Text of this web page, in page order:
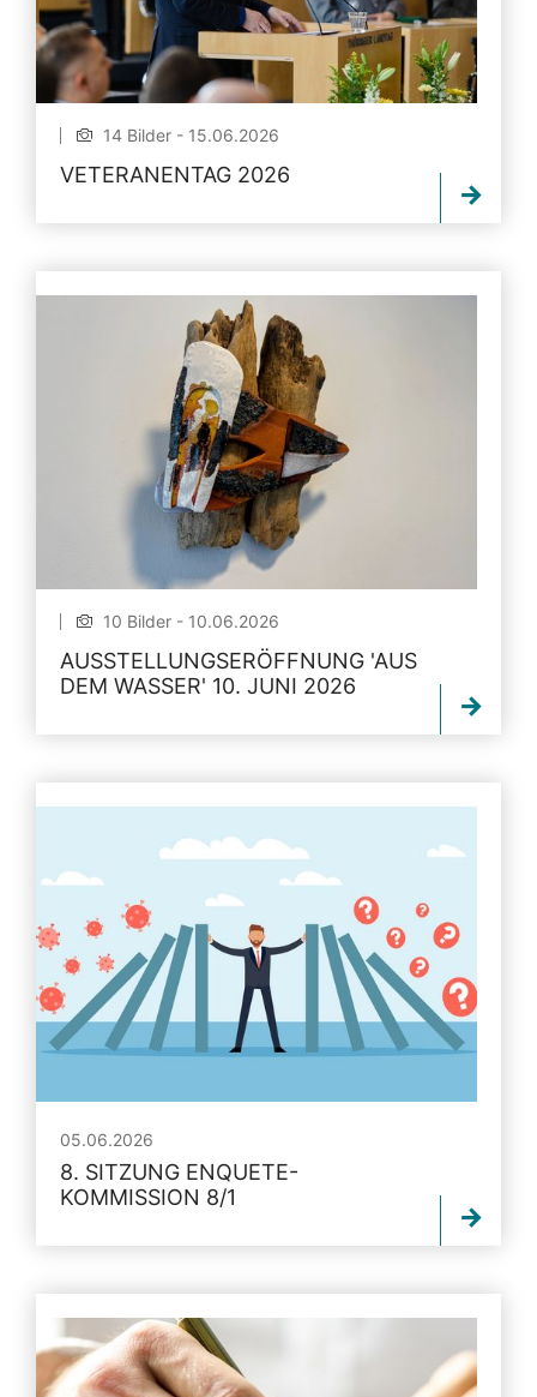
14 Bilder - 15.06.2026
VETERANENTAG 2026
10 Bilder - 10.06.2026
AUSSTELLUNGSERÖFFNUNG 'AUS
DEM WASSER' 10. JUNI 2026
05.06.2026
8. SITZUNG ENQUETE-
KOMMISSION 8/1